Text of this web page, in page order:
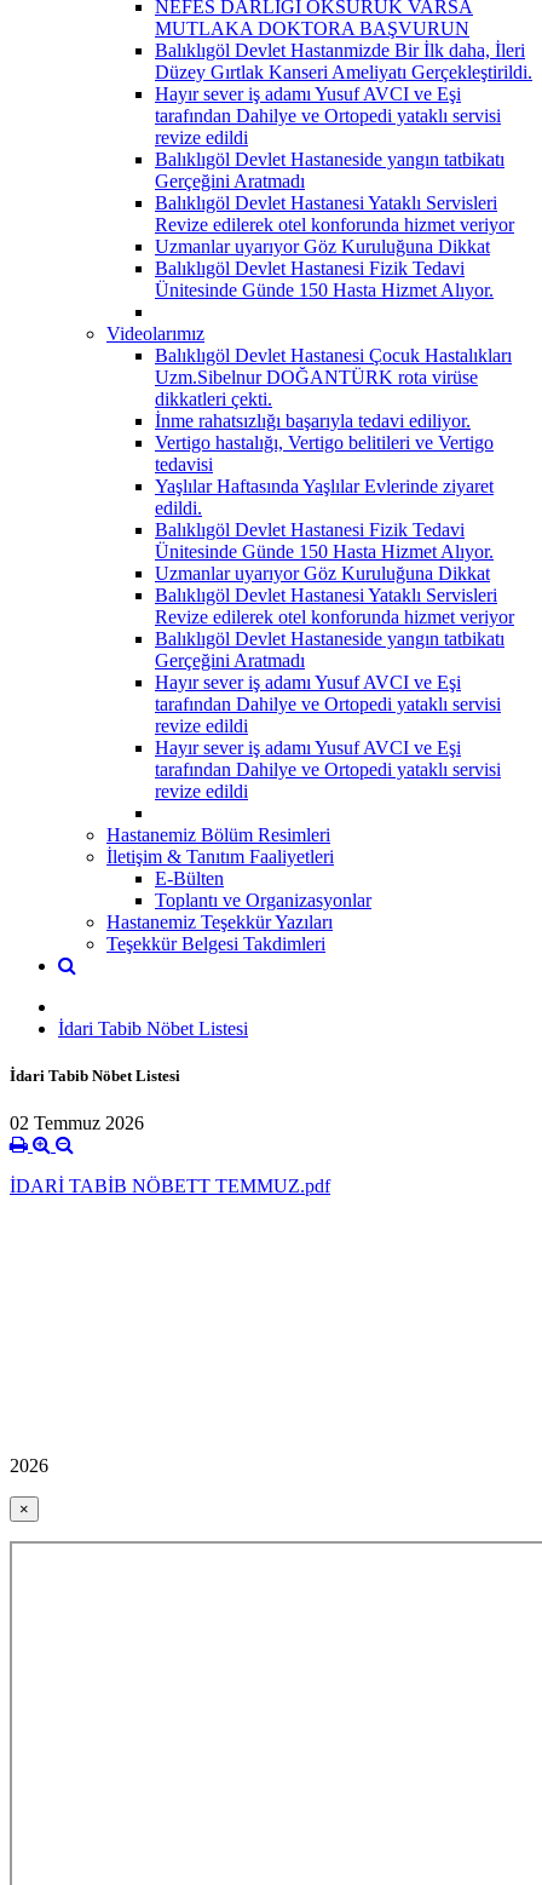
NEFES DARLIĞI ÖKSÜRÜK VARSA
MUTLAKA DOKTORA BAŞVURUN
Balıklıgöl Devlet Hastanmizde Bir İlk daha, İleri
Düzey Gırtlak Kanseri Ameliyatı Gerçekleştirildi.
Hayır sever iş adamı Yusuf AVCI ve Eşi
tarafından Dahilye ve Ortopedi yataklı servisi
revize edildi
Balıklıgöl Devlet Hastaneside yangın tatbikatı
Gerçeğini Aratmadı
Balıklıgöl Devlet Hastanesi Yataklı Servisleri
Revize edilerek otel konforunda hizmet veriyor
Uzmanlar uyarıyor Göz Kuruluğuna Dikkat
Balıklıgöl Devlet Hastanesi Fizik Tedavi
Ünitesinde Günde 150 Hasta Hizmet Alıyor.
Videolarımız
Balıklıgöl Devlet Hastanesi Çocuk Hastalıkları
Uzm.Sibelnur DOĞANTÜRK rota virüse
dikkatleri çekti.
İnme rahatsızlığı başarıyla tedavi ediliyor.
Vertigo hastalığı, Vertigo belitileri ve Vertigo
tedavisi
Yaşlılar Haftasında Yaşlılar Evlerinde ziyaret
edildi.
Balıklıgöl Devlet Hastanesi Fizik Tedavi
Ünitesinde Günde 150 Hasta Hizmet Alıyor.
Uzmanlar uyarıyor Göz Kuruluğuna Dikkat
Balıklıgöl Devlet Hastanesi Yataklı Servisleri
Revize edilerek otel konforunda hizmet veriyor
Balıklıgöl Devlet Hastaneside yangın tatbikatı
Gerçeğini Aratmadı
Hayır sever iş adamı Yusuf AVCI ve Eşi
tarafından Dahilye ve Ortopedi yataklı servisi
revize edildi
Hayır sever iş adamı Yusuf AVCI ve Eşi
tarafından Dahilye ve Ortopedi yataklı servisi
revize edildi
Hastanemiz Bölüm Resimleri
İletişim & Tanıtım Faaliyetleri
E-Bülten
Toplantı ve Organizasyonlar
Hastanemiz Teşekkür Yazıları
Teşekkür Belgesi Takdimleri
İdari Tabib Nöbet Listesi
İdari Tabib Nöbet Listesi
02 Temmuz 2026
İDARİ TABİB NÖBETT TEMMUZ.pdf
2026
×